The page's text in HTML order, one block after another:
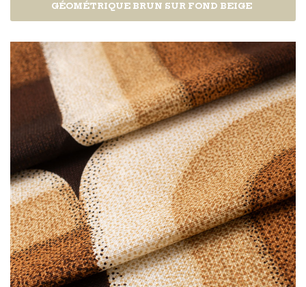
GÉOMÉTRIQUE BRUN SUR FOND BEIGE